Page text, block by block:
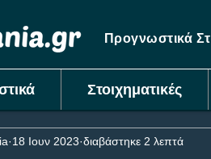
Προγνωστικά
Στοιχηματικές
18 Ιουν 2023 διαβάστηκε 2 λεπτά